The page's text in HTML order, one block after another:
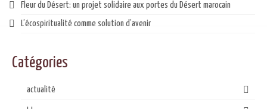
Fleur du Désert: un projet solidaire aux portes du Désert marocain
L’écospiritualité comme solution d’avenir
Catégories
actualité